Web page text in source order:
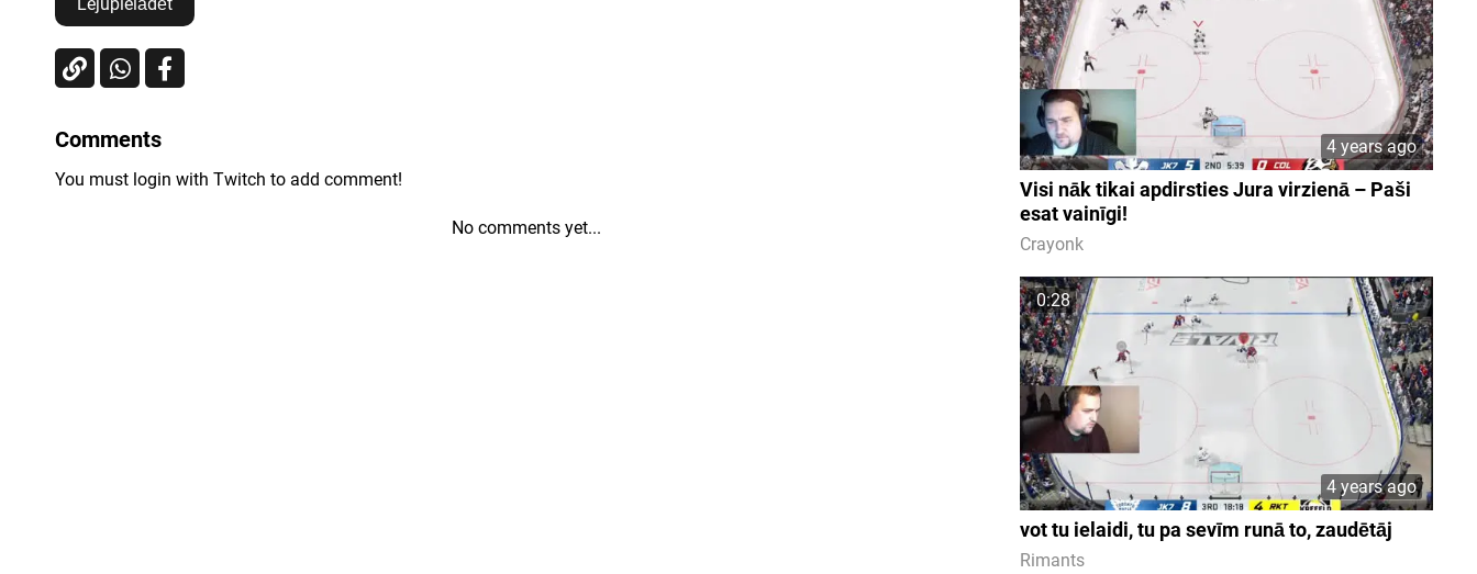
Comments
You must login with Twitch to add comment!
No comments yet...
4 years ago
Visi nāk tikai apdirsties Jura virzienā – Paši
esat vainīgi!
Crayonk
0:28
4 years ago
vot tu ielaidi, tu pa sevīm runā to, zaudētāj
Rimants